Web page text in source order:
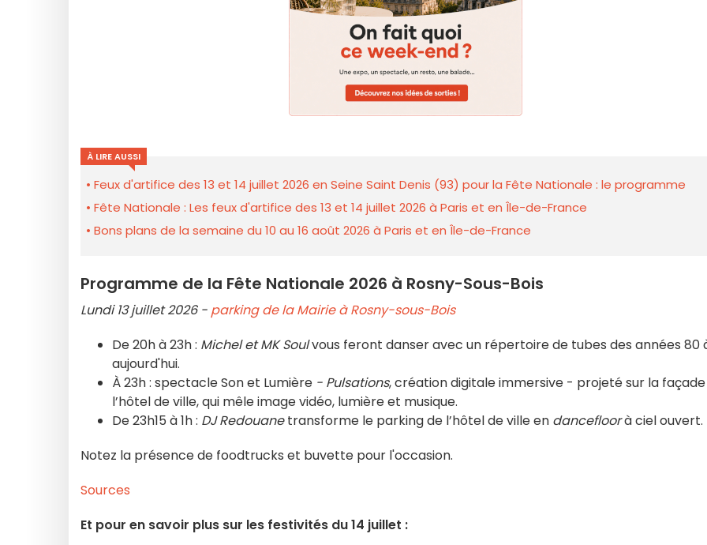
À LIRE AUSSI
Feux d'artifice des 13 et 14 juillet 2026 en Seine Saint Denis (93) pour la Fête Nationale : le programme
Fête Nationale : Les feux d'artifice des 13 et 14 juillet 2026 à Paris et en Île-de-France
Bons plans de la semaine du 10 au 16 août 2026 à Paris et en Île-de-France
Programme de la Fête Nationale 2026 à Rosny-Sous-Bois
Lundi 13 juillet 2026 - parking de la Mairie à Rosny-sous-Bois
De 20h à 23h : Michel et MK Soulvous feront danser avec un répertoire de tubes des années 80
aujourd'hui.
À 23h : spectacle Son et Lumière - Pulsations, création digitale immersive - projeté sur la
l’hôtel de ville, qui mêle image vidéo, lumière et musique.
De 23h15 à 1h : DJ Redouanetransforme le parking de l’hôtel de ville en dancefloorà ciel ouvert.
Notez la présence de foodtrucks et buvette pour l'occasion.
Sources
Et pour en savoir plus sur les festivités du 14 juillet :